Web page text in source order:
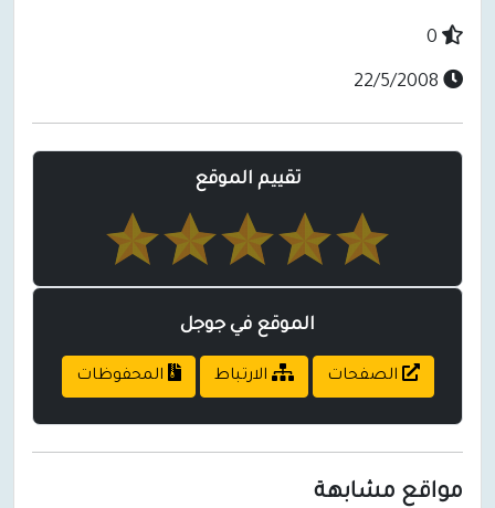
تقييم الموقع
الموقع في جوجل
الصفحات الارتباط المحفوظات
مواقع مشابهة